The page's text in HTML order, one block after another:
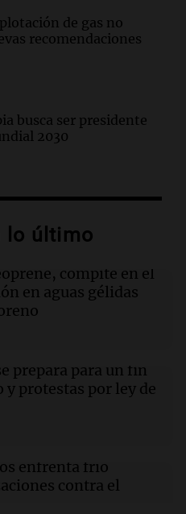
de gas no
recomendaciones
busca ser presidente
2030
los números
años en Rosario: "Las
bien"
la ciudad de
sobre los parques
entre la ayuda por
y la ostentación de
lo último
compite en el
en aguas gélidas
prepara para un fin
y protestas por ley de
enfrenta frío
contra el